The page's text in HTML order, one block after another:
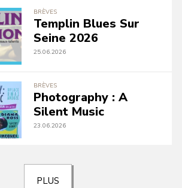
BRÈVES
Templin Blues Sur
Seine 2026
25.06.2026
BRÈVES
Photography : A
Silent Music
23.06.2026
PLUS